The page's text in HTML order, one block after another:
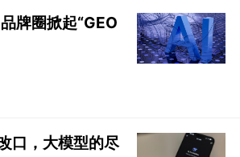
牌圈掀起“GEO
口，大模型的尽